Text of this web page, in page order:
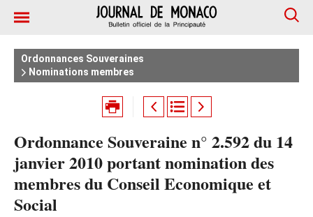
Ordonnances Souveraines
Nominations membres
Ordonnance Souveraine n° 2.592 du 14
janvier 2010 portant nomination des
membres du Conseil Economique et
Social